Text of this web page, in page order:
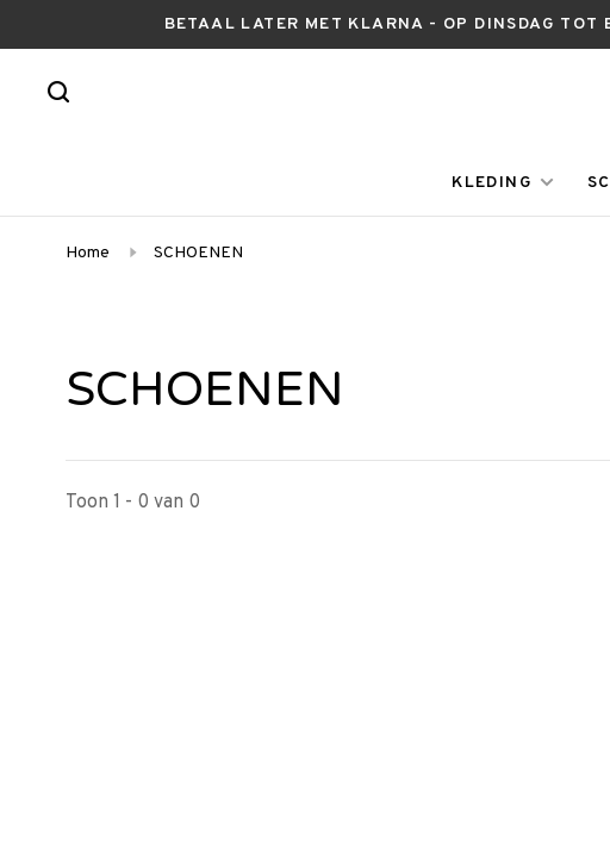
BETAAL LATER MET KLARNA - OP DINSDAG TOT
KLEDING
Home SCHOENEN
SCHOENEN
Toon 1 - 0 van 0